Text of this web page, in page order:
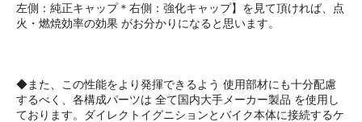
左側：純正キャップ＊右側：強化キャップ】を見て頂ければ、点
火・燃焼効率の効果 がお分かりになると思います。
◆また、この性能をより発揮できるよう 使用部材にも十分配慮
するべく、各構成パーツは 全て国内大手メーカー製品 を使用し
ております。ダイレクトイグニションとバイク本体に接続するケ